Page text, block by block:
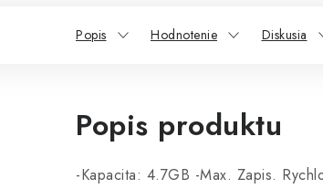
Popis Hodnotenie Diskusia
Popis produktu
-Kapacita: 4.7GB -Max. Zapis.